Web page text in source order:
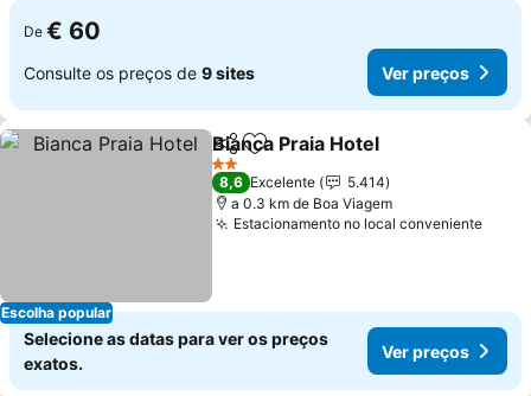
De € 60
Consulte os preços de 9 sites Ver preços
Escolha popular
PartilharAdicionar aos favoritos
Bianca Praia Hotel
2 Estrelas
8,6 Excelente
5.414
a 0.3 km de Boa Viagem
Estacionamento no local convenienteVer
Selecione as datas para ver os preços
exatos.
Ver preços